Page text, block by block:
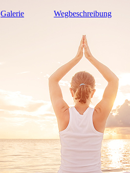
Galerie Wegbeschreibung